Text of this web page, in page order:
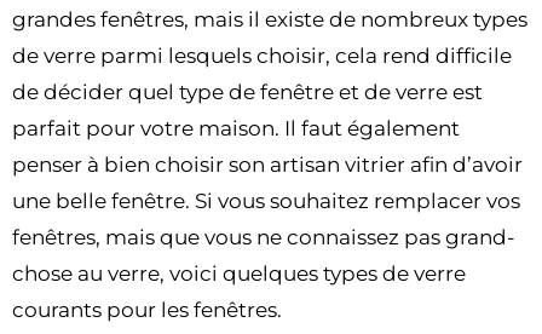
grandes fenêtres, mais il existe de nombreux types
de verre parmi lesquels choisir, cela rend difficile
de décider quel type de fenêtre et de verre est
parfait pour votre maison. Il faut également
penser à bien choisir son artisan vitrier afin d’avoir
une belle fenêtre. Si vous souhaitez remplacer vos
fenêtres, mais que vous ne connaissez pas grand-
chose au verre, voici quelques types de verre
courants pour les fenêtres.